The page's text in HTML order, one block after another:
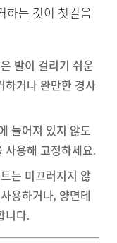
하는 것이 첫걸음
발이 걸리기 쉬운
하거나 완만한 경사
늘어져 있지 않도
사용해 고정하세요.
는 미끄러지지 않
용하거나, 양면테
니다.